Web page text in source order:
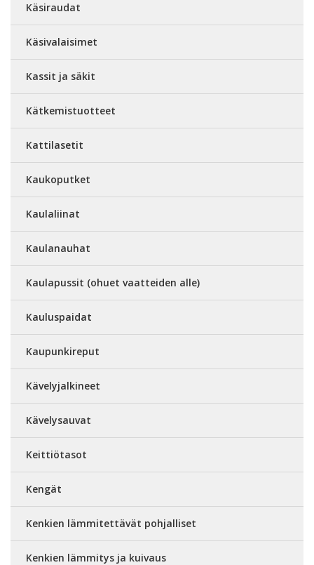
Käsiraudat
Käsivalaisimet
Kassit ja säkit
Kätkemistuotteet
Kattilasetit
Kaukoputket
Kaulaliinat
Kaulanauhat
Kaulapussit (ohuet vaatteiden alle)
Kauluspaidat
Kaupunkireput
Kävelyjalkineet
Kävelysauvat
Keittiötasot
Kengät
Kenkien lämmitettävät pohjalliset
Kenkien lämmitys ja kuivaus